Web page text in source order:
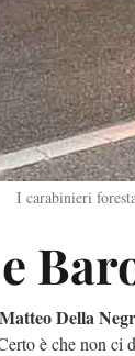
I carabinieri
Matteo Della
è che non ci